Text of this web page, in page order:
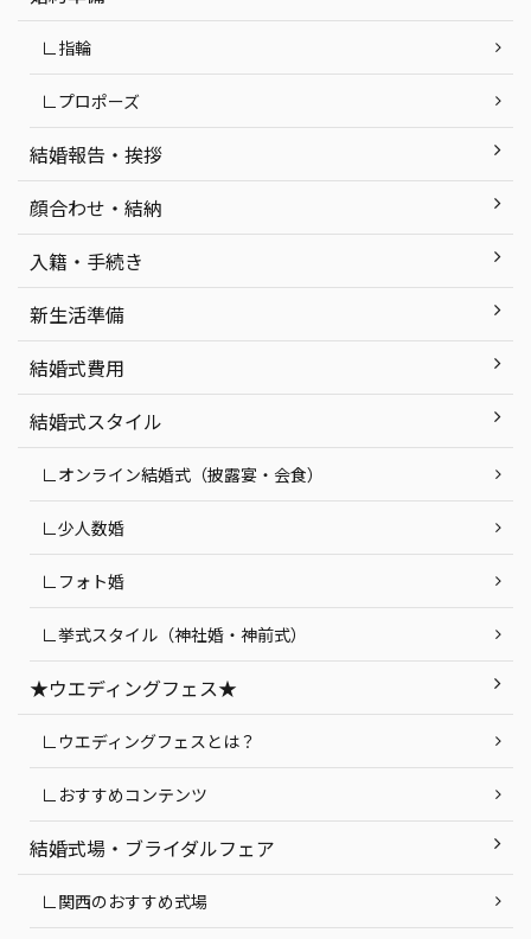
気をつけたいポイン ...
∟指輪
∟プロポーズ
結婚報告・挨拶
顔合わせ・結納
入籍・手続き
新生活準備
結婚式費用
結婚式スタイル
∟オンライン結婚式（披露宴・会食）
∟少人数婚
∟フォト婚
∟挙式スタイル（神社婚・神前式）
★ウエディングフェス★
∟ウエディングフェスとは？
∟おすすめコンテンツ
結婚式場・ブライダルフェア
∟関西のおすすめ式場